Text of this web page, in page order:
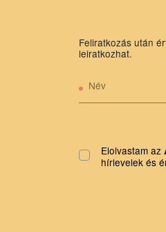
Feliratkozás után
leiratkozhat.
Név
Elolvastam az
hírlevelek és